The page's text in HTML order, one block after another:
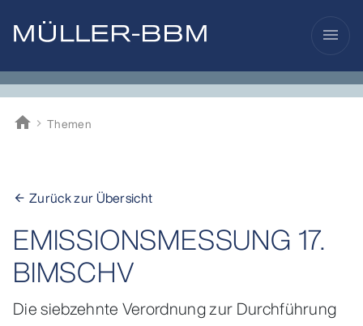
menu
home
Müller-BBM
Themen
arrow_back Zurück zur Übersicht
EMISSIONSMESSUNG 17.
BIMSCHV
Die siebzehnte Verordnung zur Durchführung